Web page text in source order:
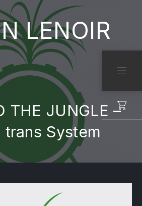
LENOIR
THE JUNGLE –
trans System